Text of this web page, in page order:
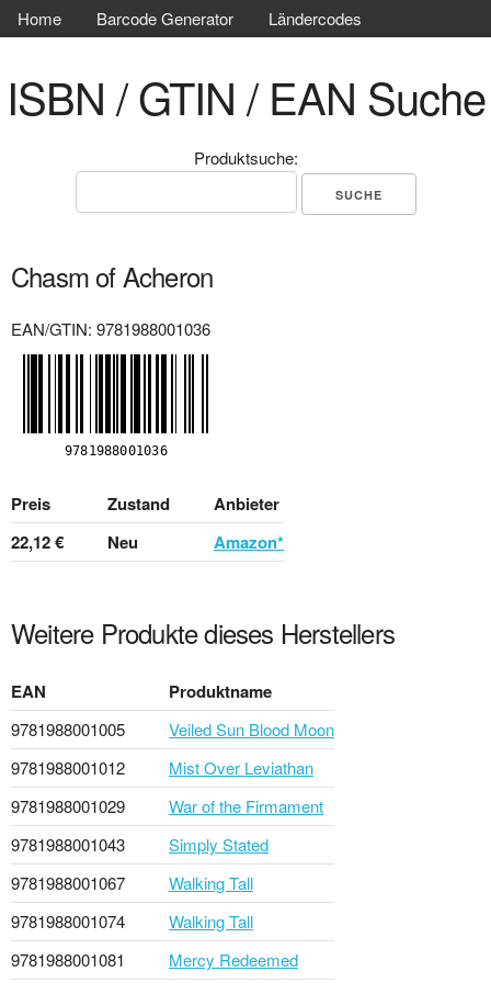
Home Barcode Generator Ländercodes
ISBN / GTIN / EAN Suche
Produktsuche:
Chasm of Acheron
EAN/GTIN: 9781988001036
Preis Zustand
Anbieter
22,12 €
Neu Amazon*
Weitere Produkte dieses Herstellers
EAN Produktname
9781988001005
Veiled Sun Blood Moon
9781988001012
Mist Over Leviathan
9781988001029
War of the Firmament
9781988001043
Simply Stated
9781988001067
Walking Tall
9781988001074
Walking Tall
9781988001081
Mercy Redeemed